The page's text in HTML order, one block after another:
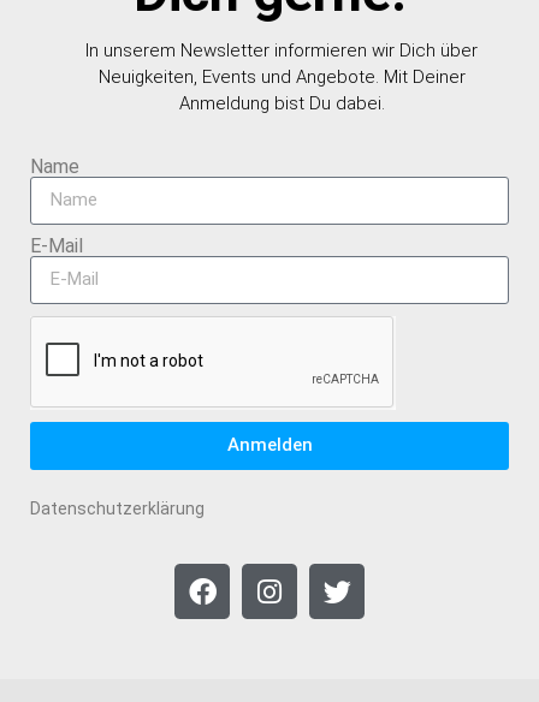
In unserem Newsletter informieren wir Dich über
Neuigkeiten, Events und Angebote. Mit Deiner
Anmeldung bist Du dabei.
Name
E-Mail
Anmelden
Datenschutzerklärung